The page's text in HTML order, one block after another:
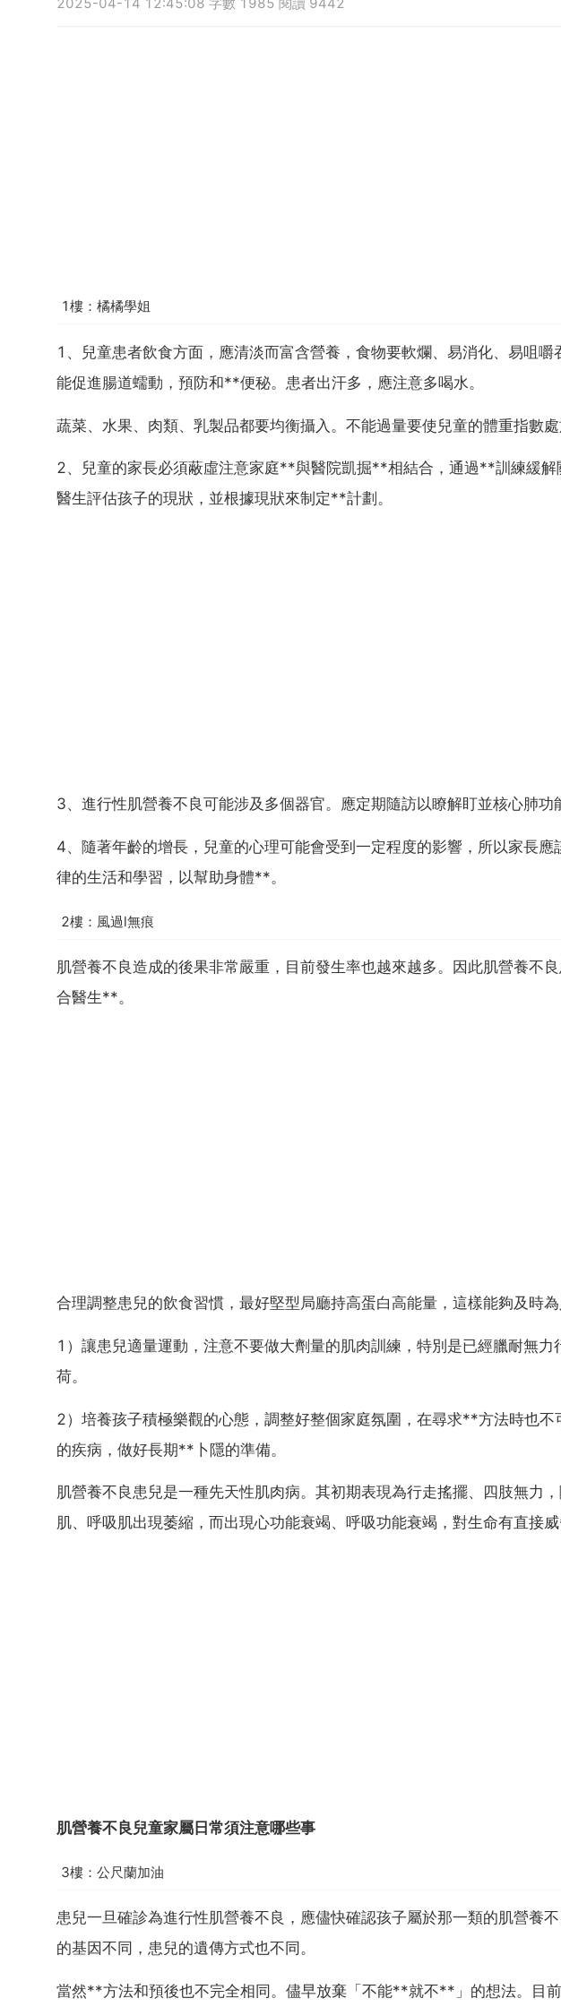
2025-04-14 12:45:08 字數 1985 閱讀 9442
1樓：橘橘學姐
1、兒童患者飲食方面，應清淡而富含營養，食物要軟爛、易消化、易咀
能促進腸道蠕動，預防和**便秘。患者出汗多，應注意多喝水。
蔬菜、水果、肉類、乳製品都要均衡攝入。不能過量要使兒童的體重指數
2、兒童的家長必須蔽虛注意家庭**與醫院凱掘**相結合，通過**訓練緩
醫生評估孩子的現狀，並根據現狀來制定**計劃。
3、進行性肌營養不良可能涉及多個器官。應定期隨訪以瞭解盯並核心肺功
4、隨著年齡的增長，兒童的心理可能會受到一定程度的影響，所以家長
律的生活和學習，以幫助身體**。
2樓：風過l無痕
肌營養不良造成的後果非常嚴重，目前發生率也越來越多。因此肌營養不
合醫生**。
合理調整患兒的飲食習慣，最好堅型局廳持高蛋白高能量，這樣能夠及時
1）讓患兒適量運動，注意不要做大劑量的肌肉訓練，特別是已經臘耐無
荷。
2）培養孩子積極樂觀的心態，調整好整個家庭氛圍，在尋求**方法時也
的疾病，做好長期**卜隱的準備。
肌營養不良患兒是一種先天性肌肉病。其初期表現為行走搖擺、四肢無力
肌、呼吸肌出現萎縮，而出現心功能衰竭、呼吸功能衰竭，對生命有直接威
肌營養不良兒童家屬日常須注意哪些事
3樓：公尺蘭加油
患兒一旦確診為進行性肌營養不良，應儘快確認孩子屬於那一類的肌營養
的基因不同，患兒的遺傳方式也不同。
當然**方法和預後也不完全相同。儘早放棄「不能**就不**」的想法。目